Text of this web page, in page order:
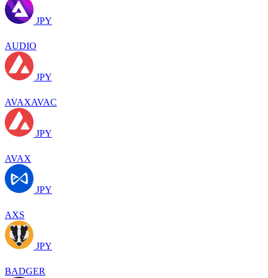
JPY
AUDIO
JPY
AVAXAVAC
JPY
AVAX
JPY
AXS
JPY
BADGER